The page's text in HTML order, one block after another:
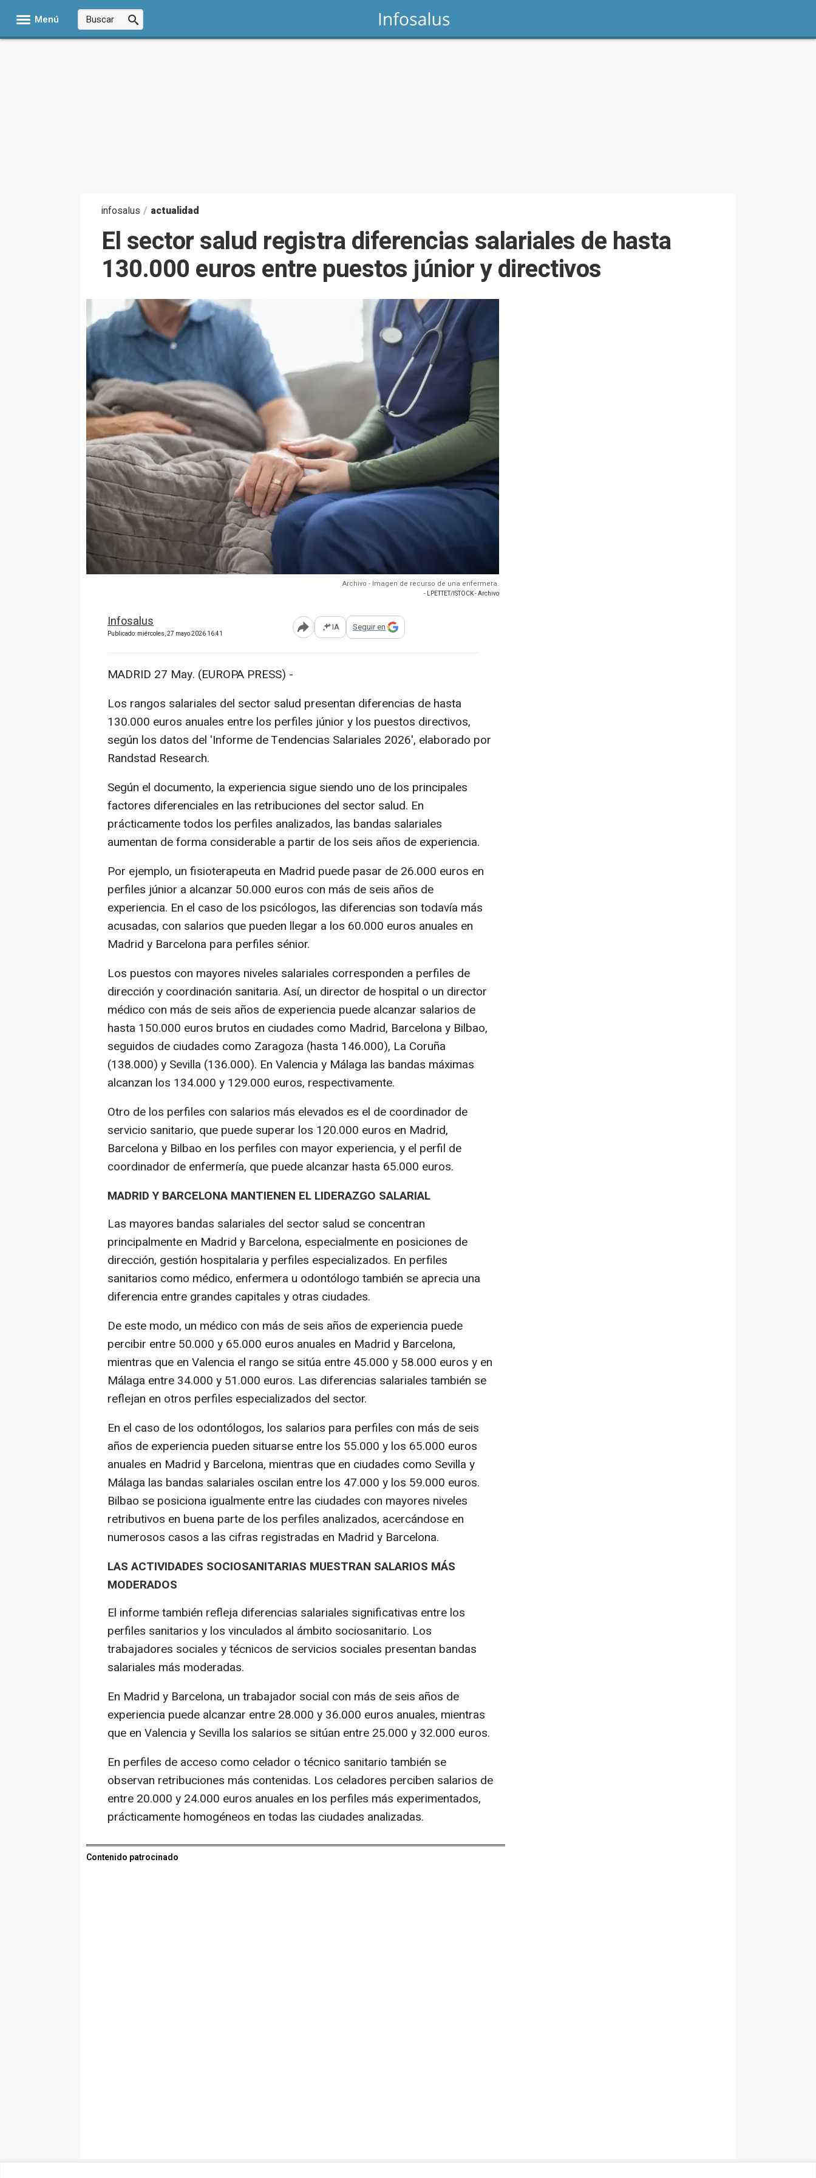
Menú
infosalus / actualidad
El sector salud registra diferencias salariales de hasta
130.000 euros entre puestos júnior y directivos
Archivo - Imagen de recurso de una enfermera.
- LPETTET/ISTOCK - Archivo
Infosalus
Publicado: miércoles, 27 mayo 2026 16:41 Abrir opciones para compartir
IA Seguir en
MADRID 27 May. (EUROPA PRESS) -
Los rangos salariales del sector salud presentan diferencias de hasta
130.000 euros anuales entre los perfiles júnior y los puestos directivos,
según los datos del 'Informe de Tendencias Salariales 2026', elaborado por
Randstad Research.
Según el documento, la experiencia sigue siendo uno de los principales
factores diferenciales en las retribuciones del sector salud. En
prácticamente todos los perfiles analizados, las bandas salariales
aumentan de forma considerable a partir de los seis años de experiencia.
Por ejemplo, un fisioterapeuta en Madrid puede pasar de 26.000 euros en
perfiles júnior a alcanzar 50.000 euros con más de seis años de
experiencia. En el caso de los psicólogos, las diferencias son todavía más
acusadas, con salarios que pueden llegar a los 60.000 euros anuales en
Madrid y Barcelona para perfiles sénior.
Los puestos con mayores niveles salariales corresponden a perfiles de
dirección y coordinación sanitaria. Así, un director de hospital o un director
médico con más de seis años de experiencia puede alcanzar salarios de
hasta 150.000 euros brutos en ciudades como Madrid, Barcelona y Bilbao,
seguidos de ciudades como Zaragoza (hasta 146.000), La Coruña
(138.000) y Sevilla (136.000). En Valencia y Málaga las bandas máximas
alcanzan los 134.000 y 129.000 euros, respectivamente.
Otro de los perfiles con salarios más elevados es el de coordinador de
servicio sanitario, que puede superar los 120.000 euros en Madrid,
Barcelona y Bilbao en los perfiles con mayor experiencia, y el perfil de
coordinador de enfermería, que puede alcanzar hasta 65.000 euros.
MADRID Y BARCELONA MANTIENEN EL LIDERAZGO SALARIAL
Las mayores bandas salariales del sector salud se concentran
principalmente en Madrid y Barcelona, especialmente en posiciones de
dirección, gestión hospitalaria y perfiles especializados. En perfiles
sanitarios como médico, enfermera u odontólogo también se aprecia una
diferencia entre grandes capitales y otras ciudades.
De este modo, un médico con más de seis años de experiencia puede
percibir entre 50.000 y 65.000 euros anuales en Madrid y Barcelona,
mientras que en Valencia el rango se sitúa entre 45.000 y 58.000 euros y en
Málaga entre 34.000 y 51.000 euros. Las diferencias salariales también se
reflejan en otros perfiles especializados del sector.
En el caso de los odontólogos, los salarios para perfiles con más de seis
años de experiencia pueden situarse entre los 55.000 y los 65.000 euros
anuales en Madrid y Barcelona, mientras que en ciudades como Sevilla y
Málaga las bandas salariales oscilan entre los 47.000 y los 59.000 euros.
Bilbao se posiciona igualmente entre las ciudades con mayores niveles
retributivos en buena parte de los perfiles analizados, acercándose en
numerosos casos a las cifras registradas en Madrid y Barcelona.
LAS ACTIVIDADES SOCIOSANITARIAS MUESTRAN SALARIOS MÁS
MODERADOS
El informe también refleja diferencias salariales significativas entre los
perfiles sanitarios y los vinculados al ámbito sociosanitario. Los
trabajadores sociales y técnicos de servicios sociales presentan bandas
salariales más moderadas.
En Madrid y Barcelona, un trabajador social con más de seis años de
experiencia puede alcanzar entre 28.000 y 36.000 euros anuales, mientras
que en Valencia y Sevilla los salarios se sitúan entre 25.000 y 32.000 euros.
En perfiles de acceso como celador o técnico sanitario también se
observan retribuciones más contenidas. Los celadores perciben salarios de
entre 20.000 y 24.000 euros anuales en los perfiles más experimentados,
prácticamente homogéneos en todas las ciudades analizadas.
Contenido patrocinado